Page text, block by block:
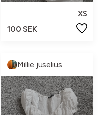
XS
100 SEK
Millie juselius